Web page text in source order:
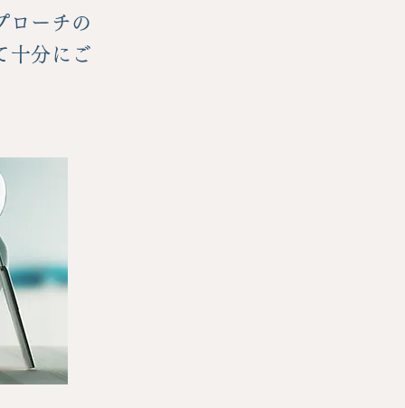
ローチの
十分にご